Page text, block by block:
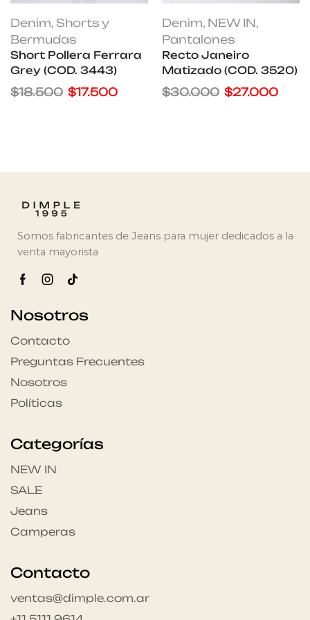
Denim, Shorts y
Bermudas
Short Pollera Ferrara
Grey (COD. 3443)
$18.500 $17.500
Denim, NEW IN,
Pantalones
Recto Janeiro
Matizado (COD. 3520)
$30.000 $27.000
Somos fabricantes de Jeans para mujer dedicados a la
venta mayorista
Nosotros
Contacto
Preguntas Frecuentes
Nosotros
Políticas
Categorías
NEW IN
SALE
Jeans
Camperas
Contacto
ventas@dimple.com.ar